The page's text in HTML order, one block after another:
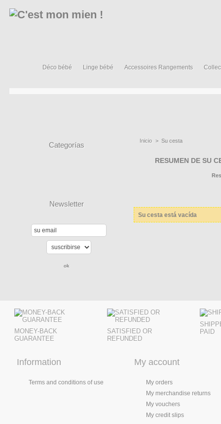
Déco bébé Linge bébé Accessoires Rangements
Categorías
Newsletter
Inicio > Su cesta
RESUMEN DE SU
Su cesta está vacída
MONEY-BACK
GUARANTEE
SATISFIED OR
REFUNDED
PAID
Information
Terms and conditions of use
My account
My orders
My merchandise returns
My vouchers
My credit slips